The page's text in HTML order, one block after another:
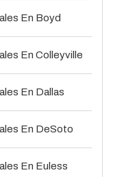
En Boyd
En Colleyville
En Dallas
En DeSoto
En Euless